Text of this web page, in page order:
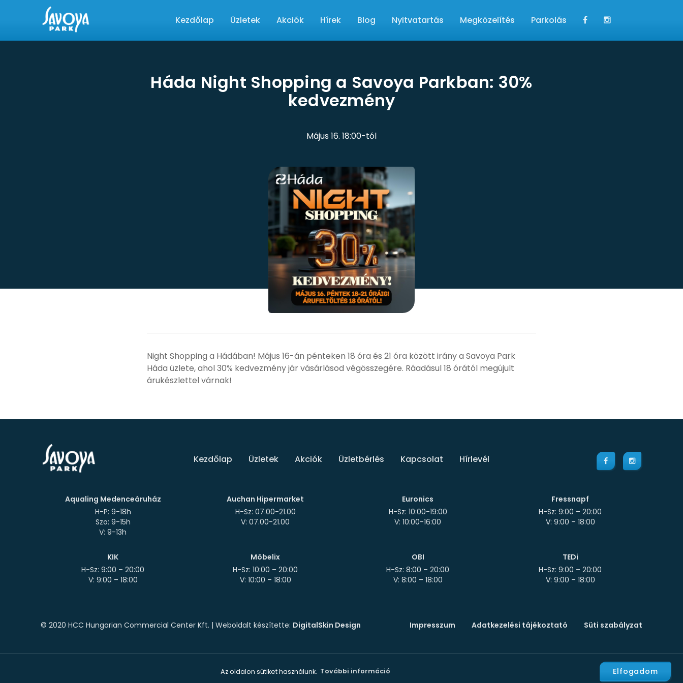
Az oldalon sütiket használunk. További információ Elfogadom
Kezdőlap Üzletek Akciók Hírek Blog Nyitvatartás Megközelítés Parkolás
Háda Night Shopping a Savoya Parkban: 30%
kedvezmény
Május 16. 18:00-tól
Night Shopping a Hádában! Május 16-án pénteken 18 óra és 21 óra között irány a Savoya Park
Háda üzlete, ahol 30% kedvezmény jár vásárlásod végösszegére. Ráadásul 18 órától megújult
árukészlettel várnak!
Kezdőlap Üzletek Akciók Üzletbérlés Kapcsolat Hírlevél
Aqualing Medenceáruház
H-P: 9-18h
Szo: 9-15h
Auchan Hipermarket
H-Sz: 07.00-21.00
Euronics
H-Sz: 10:00-19:00
Fressnapf
H-Sz: 9:00 – 20:00
KIK
H-Sz: 9:00 – 20:00
Möbelix
H-Sz: 10:00 – 20:00
OBI
H-Sz: 8:00 – 20:00
TEDi
H-Sz: 9:00 – 20:00
© 2020 HCC Hungarian Commercial Center Kft. | Weboldalt készítette: DigitalSkin Design Impresszum Adatkezelési tájékoztató Süti szabályzat